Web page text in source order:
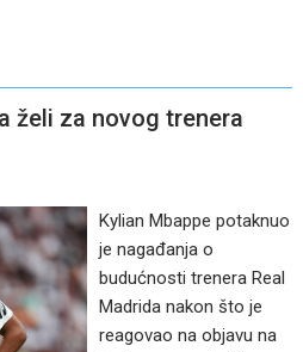
želi za novog trenera
Kylian Mbappe potaknuo
je nagađanja o
budućnosti trenera Real
Madrida nakon što je
reagovao na objavu na